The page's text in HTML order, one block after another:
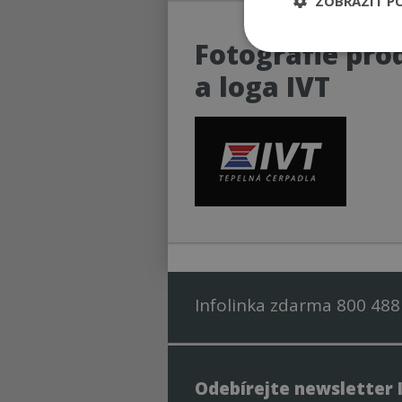
Fotografie
a loga IVT
Infolinka zdarma 800
Odebírejte newsletter
Nezbytně
soubory
Webové stránky
Název